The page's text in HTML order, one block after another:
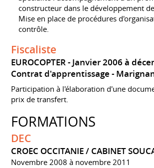
constructeur dans le développement
Mise en place de procédures
contrôle.
Fiscaliste
EUROCOPTER
Janvier 2006 à
Contrat d'apprentissage
Participation à l'élaboration d'une
prix de transfert.
FORMATIONS
DEC
CROEC OCCITANIE / CABINET
Novembre 2008 à novembre 2011